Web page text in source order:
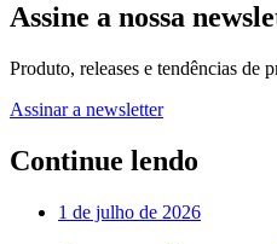
Assine a nossa
Produto, releases e tendências de
Assinar a newsletter
Continue lendo
1 de julho de 2026